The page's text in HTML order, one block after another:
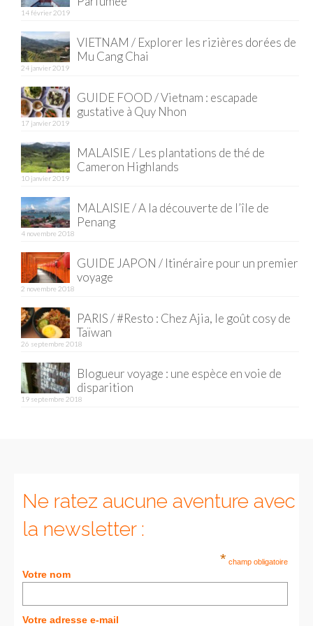
EUROPE
La Réunion
Poitou
Savoie
Allemagne
Berlin
Munich
Danemark
Copenhague
GUIDES FOOD
– Berlin
14 février 2019
VIETNAM / Explorer les rizières dorées de
Mu Cang Chai
24 janvier 2019
GUIDE FOOD / Vietnam : escapade
gustative à Quy Nhon
17 janvier 2019
MALAISIE / Les plantations de thé de
Cameron Highlands
10 janvier 2019
MALAISIE / A la découverte de l’île de
Penang
4 novembre 2018
GUIDE JAPON / Itinéraire pour un premier
voyage
2 novembre 2018
PARIS / #Resto : Chez Ajia, le goût cosy de
Taïwan
26 septembre 2018
Blogueur voyage : une espèce en voie de
disparition
19 septembre 2018
Ne ratez aucune aventure avec
la newsletter :
* champ obligatoire
Votre nom
Votre adresse e-mail